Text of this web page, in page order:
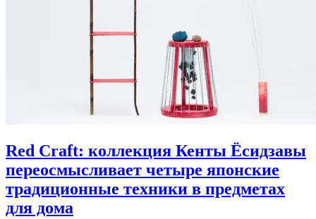
Red Craft: коллекция Кенты Ёсидзавы
переосмысливает четыре японские
традиционные техники в предметах
для дома